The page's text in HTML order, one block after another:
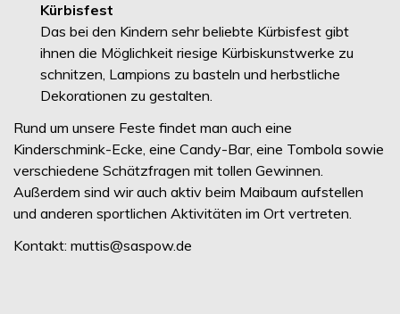
Kürbisfest
Das bei den Kindern sehr beliebte Kürbisfest gibt
ihnen die Möglichkeit riesige Kürbiskunstwerke zu
schnitzen, Lampions zu basteln und herbstliche
Dekorationen zu gestalten.
Rund um unsere Feste findet man auch eine
Kinderschmink-Ecke, eine Candy-Bar, eine Tombola sowie
verschiedene Schätzfragen mit tollen Gewinnen.
Außerdem sind wir auch aktiv beim Maibaum aufstellen
und anderen sportlichen Aktivitäten im Ort vertreten.
Kontakt: muttis@saspow.de